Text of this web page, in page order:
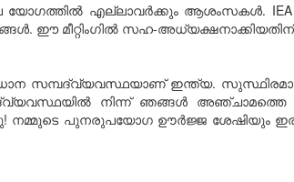
എല്ലാവര്‍ക്കും ആശംസകള്‍. IEA
ഈ മീറ്റിംഗില്‍ സഹ-
സമ്പദ്വ്യവസ്ഥയാണ് ഇന്ത്യ.
നിന്ന് ഞങ്ങള്‍
നമ്മുടെ പുനരുപയോഗ ഊര്‍ജ്ജ ശേഷിയും